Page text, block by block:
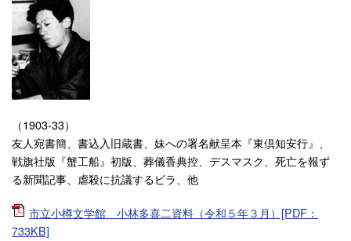
（1903-33）
友人宛書簡、書込入旧蔵書、妹への署名献呈本『東倶知安行』、
戦旗社版『蟹工船』初版、葬儀香典控、デスマスク、死亡を報ず
る新聞記事、虐殺に抗議するビラ、他
市立小樽文学館 小林多喜二資料（令和５年３月）[PDF：
733KB]